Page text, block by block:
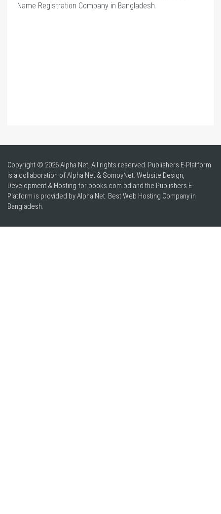
Name Registration Company in Bangladesh
Copyright © 2026 Alpha Net, All rights reserved. Publishers E-Platform
is a collaboration of Alpha Net & SomoyNet. Website Design,
Development & Hosting for books.com.bd and the Publishers E-
Platform is provided by Alpha Net. BestWeb Hosting Company in
Bangladesh.